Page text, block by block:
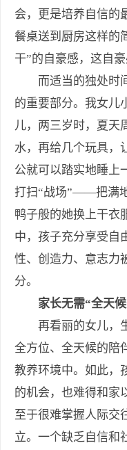
会，更是培养自信的
餐桌送到厨房这样的
干”的自豪感，这自
而适当的独处时间
的重要部分。我女儿
儿，两三岁时，夏天
水，再给几个玩具，
公就可以踏实地睡上
打扫“战场”——把满
鸭子般的她换上干衣
中，孩子充分享受自
性、创造力、意志力
分。
家长无需“全天候
再看丽的女儿，生
全方位、全天候的陪
教养环境中。如此，
的机会，也难得和家
至于很难掌握人际交
立。一个缺乏自信和